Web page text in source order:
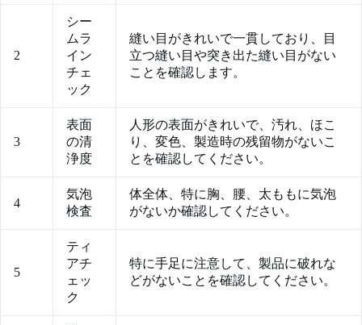
2
シー
ムラ
イン
チェ
ック
縫い目がきれいで一貫しており、目
立つ縫い目や突き出た縫い目がない
ことを確認します。
3
表面
の清
浄度
人形の表面がきれいで、汚れ、ほこ
り、変色、製造時の残留物がないこ
とを確認してください。
4
気泡
検査
体全体、特に胸、腰、太ももに気泡
がないか確認してください。
5
ティ
アチ
ェッ
ク
特に手足に注意して、製品に破れな
どがないことを確認してください。